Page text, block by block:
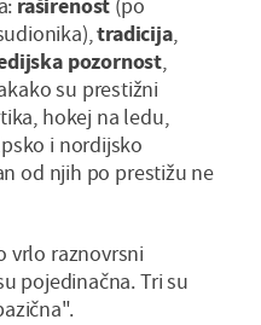
raširenost (po
tradicija,
pozornost,
su prestižni
hokej na ledu,
i nordijsko
od njih po prestižu ne
vrlo raznovrsni
pojedinačna. Tri su